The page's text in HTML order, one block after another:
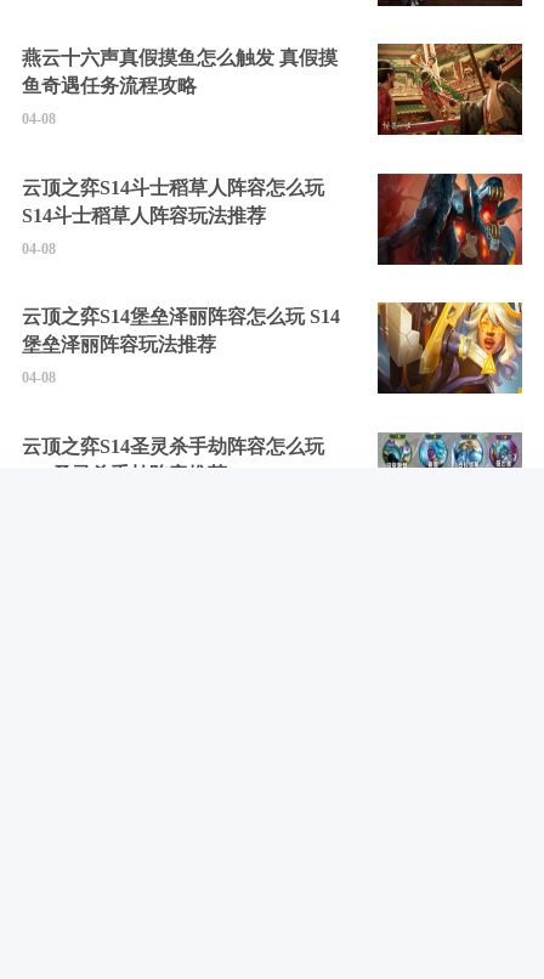
燕云十六声真假摸鱼怎么触发 真假摸
鱼奇遇任务流程攻略
04-08
云顶之弈S14斗士稻草人阵容怎么玩
S14斗士稻草人阵容玩法推荐
04-08
云顶之弈S14堡垒泽丽阵容怎么玩 S14
堡垒泽丽阵容玩法推荐
04-08
云顶之弈S14圣灵杀手劫阵容怎么玩
S14圣灵杀手劫阵容推荐